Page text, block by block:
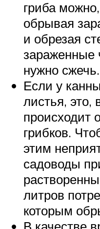
гриба
обрывая
и обрезая
зараженные
нужно сжечь.
Если у
листья, это,
происходит
грибков.
этим
садоводы
литров
которым